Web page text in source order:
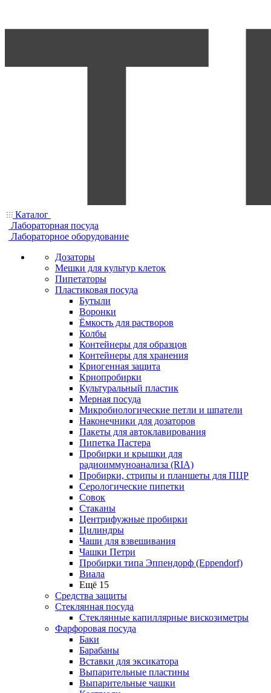
Каталог
Лабораторная посуда
Лабораторное оборудование
Дозаторы
Мешки для культур клеток
Пипетаторы
Пластиковая посуда
Бутыли
Воронки
Ёмкость для растворов
Колбы
Контейнеры для образцов
Контейнеры для хранения
Криогенная защита
Криопробирки
Культуральный пластик
Мерная посуда
Микробиологические петли и шпатели
Наконечники для дозаторов
Пакеты для автоклавирования
Пипетка Пастера
Пробирки и крышки для
радиоиммуноанализа (RIA)
Пробирки, стрипы и планшеты для ПЦР
Серологические пипетки
Совок
Стаканы
Центрифужные пробирки
Цилиндры
Чаши для взвешивания
Чашки Петри
Пробирки типа Эппендорф (Eppendorf)
Виала
Ещё 15
Средства защиты
Стеклянная посуда
Стеклянные капиллярные вискозиметры
Фарфоровая посуда
Баки
Барабаны
Вставки для эксикатора
Выпарительные пластины
Выпарительные чашки